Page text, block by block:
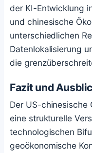
der KI-Entwicklung
und chinesische
unterschiedlichen
Datenlokalisierung
die
Fazit und
Der US-
eine strukturelle
technologischen
geoökonomische